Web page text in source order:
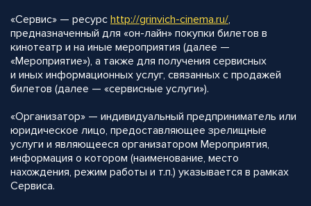
«Сервис» — ресурс http://grinvich-cinema.ru/,
предназначенный для «он-лайн» покупки билетов в
кинотеатр и на иные мероприятия (далее —
«Мероприятие»), а также для получения сервисных
и иных информационных услуг, связанных с продажей
билетов (далее — «сервисные услуги»).
«Организатор» — индивидуальный предприниматель или
юридическое лицо, предоставляющее зрелищные
услуги и являющееся организатором Мероприятия,
информация о котором (наименование, место
нахождения, режим работы и т.п.) указывается в рамках
Сервиса.